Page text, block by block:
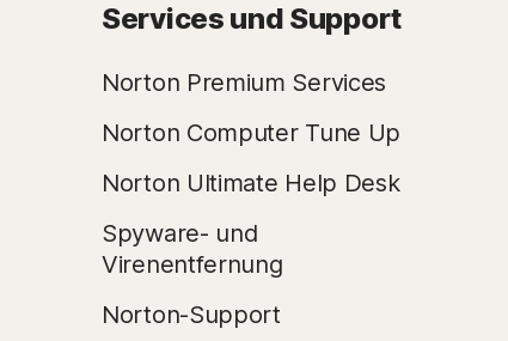
Services und Support
Norton Premium Services
Norton Computer Tune Up
Norton Ultimate Help Desk
Spyware- und
Virenentfernung
Norton-Support